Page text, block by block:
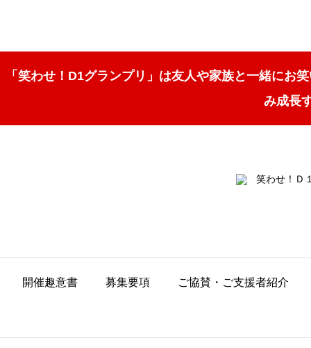
「笑わせ！D1グランプリ」は友人や家族と一緒にお
み成長
開催趣意書 募集要項 ご協賛・ご支援者紹介